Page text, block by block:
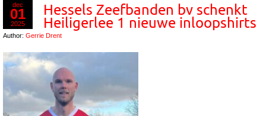
dec
01
2025
Hessels Zeefbanden bv schenkt
Heiligerlee 1 nieuwe inloopshirts
Author: Gerrie Drent